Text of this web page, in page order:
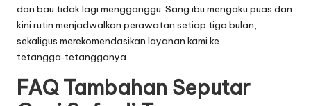
dan bau tidak lagi mengganggu. Sang ibu mengaku puas dan
kini rutin menjadwalkan perawatan setiap tiga bulan,
sekaligus merekomendasikan layanan kami ke
tetangga‑tetangganya.
FAQ Tambahan Seputar